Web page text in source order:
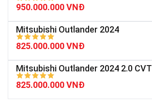
950.000.000 VNĐ
Mitsubishi Outlander 2024
825.000.000 VNĐ
Mitsubishi Outlander 2024 2.0 CVT
825.000.000 VNĐ